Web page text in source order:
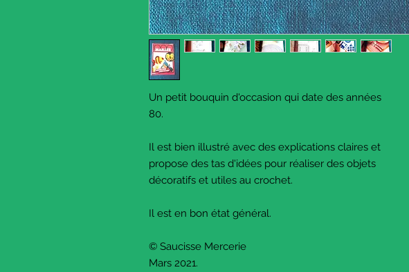
Un petit bouquin d'occasion qui date des années
80.
Il est bien illustré avec des explications claires et
propose des tas d'idées pour réaliser des objets
décoratifs et utiles au crochet.
Il est en bon état général.
© Saucisse Mercerie
Mars 2021.